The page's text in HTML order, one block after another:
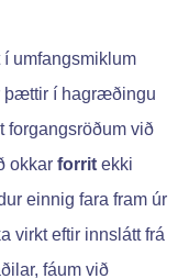
í umfangsmiklum
í hagræðingu
forgangsröðum við
okkar forrit ekki
einnig fara fram úr
virkt eftir innslátt frá
fáum við